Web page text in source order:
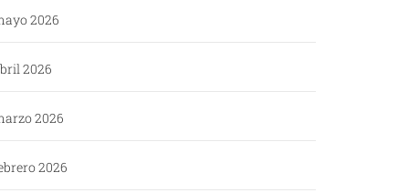
2026
2026
2026
2026